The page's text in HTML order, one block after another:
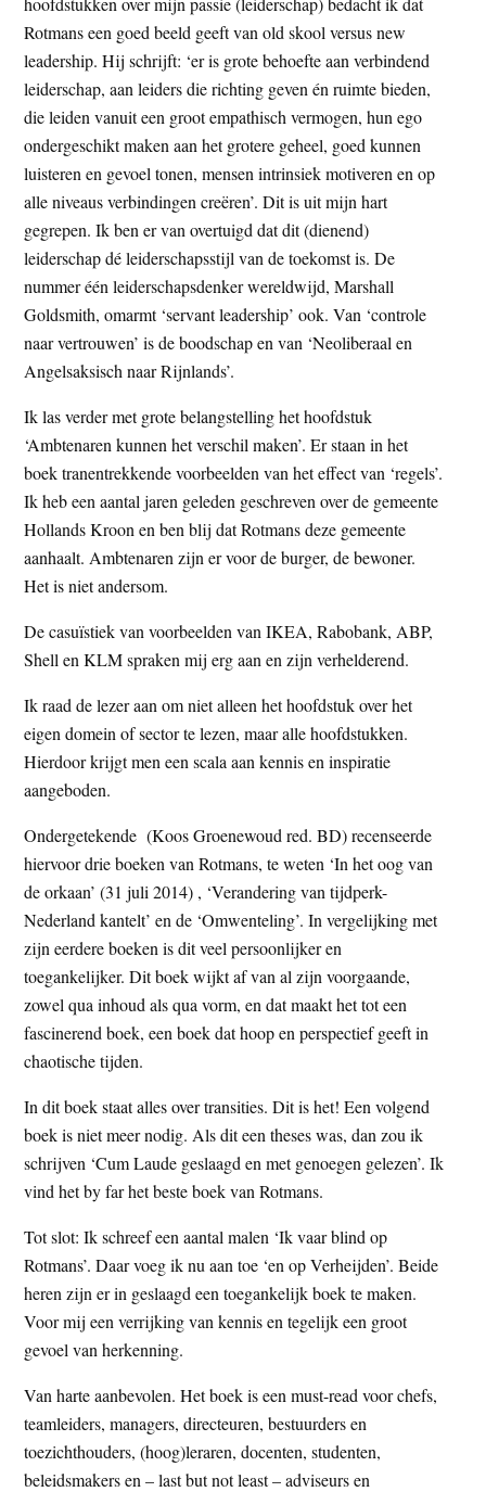
Rotmans een goed beeld geeft van old skool versus new
leadership. Hij schrijft: ‘er is grote behoefte aan verbindend
leiderschap, aan leiders die richting geven én ruimte bieden,
die leiden vanuit een groot empathisch vermogen, hun ego
ondergeschikt maken aan het grotere geheel, goed kunnen
luisteren en gevoel tonen, mensen intrinsiek motiveren en op
alle niveaus verbindingen creëren’. Dit is uit mijn hart
gegrepen. Ik ben er van overtuigd dat dit (dienend)
leiderschap dé leiderschapsstijl van de toekomst is. De
nummer één leiderschapsdenker wereldwijd, Marshall
Goldsmith, omarmt ‘servant leadership’ ook. Van ‘controle
naar vertrouwen’ is de boodschap en van ‘Neoliberaal en
Angelsaksisch naar Rijnlands’.
Ik las verder met grote belangstelling het hoofdstuk
‘Ambtenaren kunnen het verschil maken’. Er staan in het
boek tranentrekkende voorbeelden van het effect van ‘regels’.
Ik heb een aantal jaren geleden geschreven over de gemeente
Hollands Kroon en ben blij dat Rotmans deze gemeente
aanhaalt. Ambtenaren zijn er voor de burger, de bewoner.
Het is niet andersom.
De casuïstiek van voorbeelden van IKEA, Rabobank, ABP,
Shell en KLM spraken mij erg aan en zijn verhelderend.
Ik raad de lezer aan om niet alleen het hoofdstuk over het
eigen domein of sector te lezen, maar alle hoofdstukken.
Hierdoor krijgt men een scala aan kennis en inspiratie
aangeboden.
Ondergetekende (Koos Groenewoud red. BD) recenseerde
hiervoor drie boeken van Rotmans, te weten ‘In het oog van
de orkaan’ (31 juli 2014) , ‘Verandering van tijdperk-
Nederland kantelt’ en de ‘Omwenteling’. In vergelijking met
zijn eerdere boeken is dit veel persoonlijker en
toegankelijker. Dit boek wijkt af van al zijn voorgaande,
zowel qua inhoud als qua vorm, en dat maakt het tot een
fascinerend boek, een boek dat hoop en perspectief geeft in
chaotische tijden.
In dit boek staat alles over transities. Dit is het! Een volgend
boek is niet meer nodig. Als dit een theses was, dan zou ik
schrijven ‘Cum Laude geslaagd en met genoegen gelezen’. Ik
vind het by far het beste boek van Rotmans.
Tot slot: Ik schreef een aantal malen ‘Ik vaar blind op
Rotmans’. Daar voeg ik nu aan toe ‘en op Verheijden’. Beide
heren zijn er in geslaagd een toegankelijk boek te maken.
Voor mij een verrijking van kennis en tegelijk een groot
gevoel van herkenning.
Van harte aanbevolen. Het boek is een must-read voor chefs,
teamleiders, managers, directeuren, bestuurders en
toezichthouders, (hoog)leraren, docenten, studenten,
beleidsmakers en – last but not least – adviseurs en